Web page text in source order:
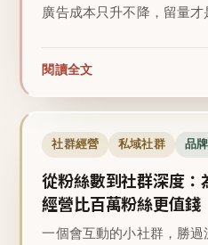
廣告成本只升不降，留量才
閱讀全文
社群經營 私域社群 品
從粉絲數到社群深度：
經營比百萬粉絲更值錢
一個會互動的小社群，勝過